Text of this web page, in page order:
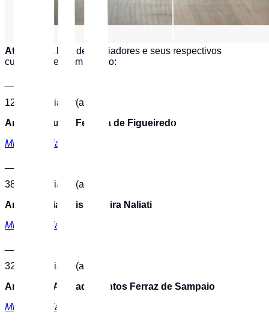
Atenção:
A lista de mediadores e seus respectivos
currículos seguem abaixo:
12 - ID Mediador(a)
Amanda Rubio Ferreira de Figueiredo
Minibiografia
38 - ID Mediador(a)
Ana Cláudia Reis Teixeira Naliati
Minibiografia
32 - ID Mediador(a)
Ana Lucia Andrade Santos Ferraz de Sampaio
Minibiografia